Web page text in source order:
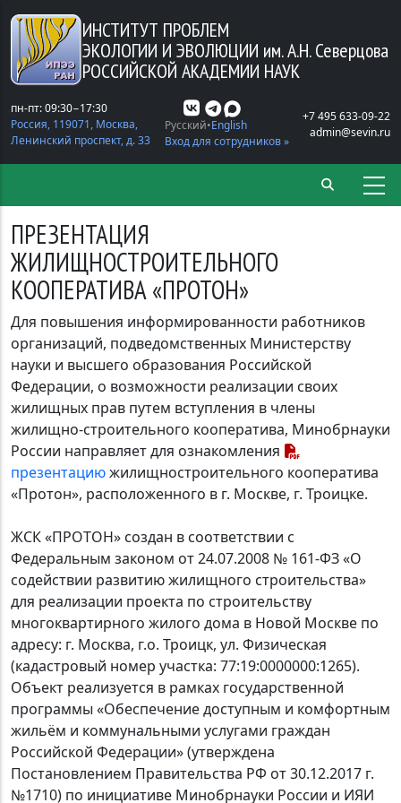
Перейти к основному содержанию
ИНСТИТУТ ПРОБЛЕМ
ЭКОЛОГИИ И ЭВОЛЮЦИИ им. А.Н. Северцова
РОССИЙСКОЙ АКАДЕМИИ НАУК
пн-пт: 09:30−17:30
Россия, 119071, Москва,
Ленинский проспект, д. 33
Русский English
Вход для сотрудников »
+7 495 633-09-22
admin@sevin.ru
ПРЕЗЕНТАЦИЯ
ЖИЛИЩНОСТРОИТЕЛЬНОГО
КООПЕРАТИВА «ПРОТОН»
Для повышения информированности работников
организаций, подведомственных Министерству
науки и высшего образования Российской
Федерации, о возможности реализации своих
жилищных прав путем вступления в члены
жилищно-строительного кооператива, Минобрнауки
России направляет для ознакомления
презентациюжилищностроительного кооператива
«Протон», расположенного в г. Москве, г. Троицке.
ЖСК «ПРОТОН» создан в соответствии с
Федеральным законом от 24.07.2008 № 161-ФЗ «О
содействии развитию жилищного строительства»
для реализации проекта по строительству
многоквартирного жилого дома в Новой Москве по
адресу: г. Москва, г.о. Троицк, ул. Физическая
(кадастровый номер участка: 77:19:0000000:1265).
Объект реализуется в рамках государственной
программы «Обеспечение доступным и комфортным
жильём и коммунальными услугами граждан
Российской Федерации» (утверждена
Постановлением Правительства РФ от 30.12.2017 г.
№1710) по инициативе Минобрнауки России и ИЯИ